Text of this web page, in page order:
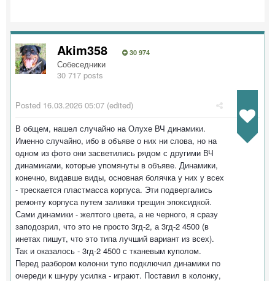
Akim358 30 974
Собеседники
30 717 posts
Posted 16.03.2026 05:07 (edited)
В общем, нашел случайно на Олухе ВЧ динамики.
Именно случайно, ибо в объяве о них ни слова, но на
одном из фото они засветились рядом с другими ВЧ
динамиками, которые упомянуты в объяве. Динамики,
конечно, видавше виды, основная болячка у них у всех
- трескается пластмасса корпуса. Эти подвергались
ремонту корпуса путем заливки трещин эпоксидкой.
Сами динамики - желтого цвета, а не черного, я сразу
заподозрил, что это не просто 3гд-2, а 3гд-2 4500 (в
инетах пишут, что это типа лучший вариант из всех).
Так и оказалось - 3гд-2 4500 с тканевым куполом.
Перед разбором колонки тупо подключил динамики по
очереди к шнуру усилка - играют. Поставил в колонку,